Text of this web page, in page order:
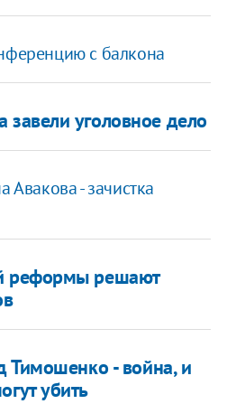
с балкона
уголовное дело
Авакова - зачистка
реформы решают
Тимошенко - война, и
убить